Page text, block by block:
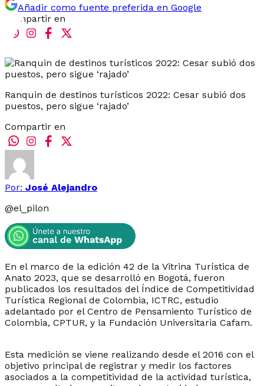
Añadir como fuente preferida en Google
Compartir en
Ranquin de destinos turísticos 2022: Cesar subió dos
puestos, pero sigue ‘rajado’
Compartir en
Por: José Alejandro
@el_pilon
En el marco de la edición 42 de la Vitrina Turística de
Anato 2023, que se desarrolló en Bogotá, fueron
publicados los resultados del Índice de Competitividad
Turística Regional de Colombia, ICTRC, estudio
adelantado por el Centro de Pensamiento Turístico de
Colombia, CPTUR, y la Fundación Universitaria Cafam.
Esta medición se viene realizando desde el 2016 con el
objetivo principal de registrar y medir los factores
asociados a la competitividad de la actividad turística,